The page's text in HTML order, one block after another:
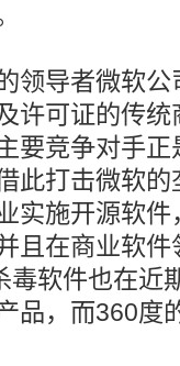
领导者微软
许可证的传
要竞争对手
此打击微软
实施开源软
且在商业软
毒软件也在近
品，而360度